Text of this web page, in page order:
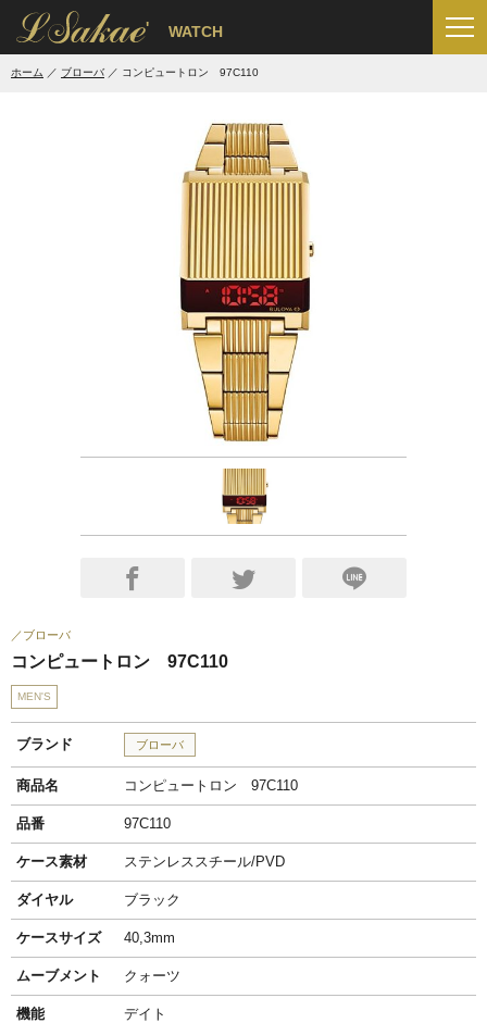
' WATCH
ホーム ブローバ コンピュートロン 97C110
ブローバ
コンピュートロン 97C110
MEN'S
ブランド ブローバ
商品名 コンピュートロン 97C110
品番 97C110
ケース素材 ステンレススチール/PVD
ダイヤル ブラック
ケースサイズ 40,3mm
ムーブメント クォーツ
機能 デイト